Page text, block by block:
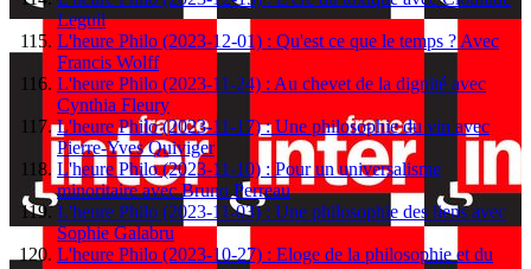
Leguil
L'heure Philo (2023-12-01) : Qu'est ce que le temps ? Avec
Francis Wolff
L'heure Philo (2023-11-24) : Au chevet de la dignité avec
Cynthia Fleury
L'heure Philo (2023-11-17) : Une philosophie du vin avec
Pierre-Yves Quiviger
L'heure Philo (2023-11-10) : Pour un universalisme
minoritaire avec Bruno Perreau
L'heure Philo (2023-11-03) : Une philosophie des liens avec
Sophie Galabru
L'heure Philo (2023-10-27) : Eloge de la philosophie et du